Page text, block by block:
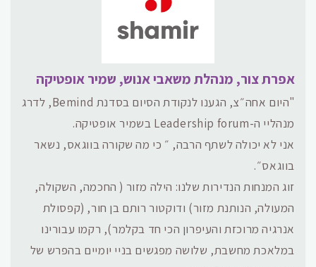
אפרת צור, מנהלת משאבי אנוש, שמיר אופטיקה
"היום אחה״צ, הגענו לנקודת הסיום בסדנת Bemind, לדרג
מנהליי ה-Leadership forum בשמיר אופטיקה.
אני לא יכולה לשתף הרבה, ״ כי מה שקורה בווגאס, נשאר
בווגאס״.
זוג המנחות הנדירות שלנו: הילה מזור ( החכמה, השקולה,
המעולה, הנותנת מזור) ודוקטור רותם בן חור, (קפסולת
אנרגיה מרוכזת והעיפרון הכי חד בקלמר), רקמו עבורינו
במלאכת מחשבת, שלושה מפגשים בניי יומיים בהפרש של